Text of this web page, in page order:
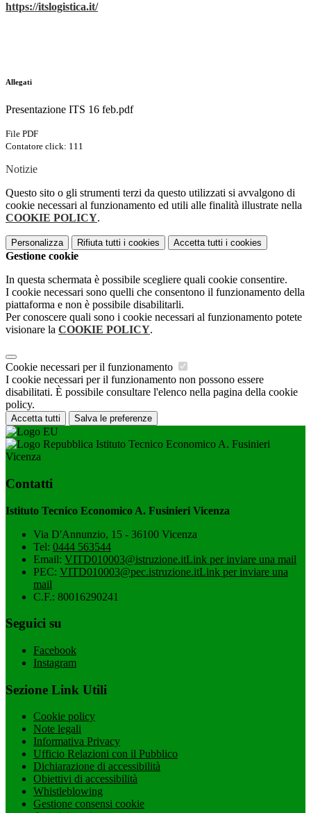
https://itslogistica.it/
Allegati
Presentazione ITS 16 feb.pdf
File PDF
Contatore click: 111
Notizie
Questo sito o gli strumenti terzi da questo utilizzati si avvalgono di
cookie necessari al funzionamento ed utili alle finalità illustrate nella
COOKIE POLICY.
Personalizza Rifiuta tutti i cookies Accetta tutti i cookies
Gestione cookie
In questa schermata è possibile scegliere quali cookie consentire.
I cookie necessari sono quelli che consentono il funzionamento della
piattaforma e non è possibile disabilitarli.
Per conoscere quali sono i cookie necessari al funzionamento potete
visionare la COOKIE POLICY.
Cookie necessari per il funzionamento
I cookie necessari per il funzionamento non possono essere
disabilitati. È possibile consultare l'elenco nella pagina della cookie
policy.
Accetta tutti Salva le preferenze
Istituto Tecnico Economico A. Fusinieri
Vicenza
Contatti
Istituto Tecnico Economico A. Fusinieri Vicenza
Via D'Annunzio, 15 - 36100 Vicenza
Tel: 0444 563544
Email: VITD010003@istruzione.itLink per inviare una mail
PEC: VITD010003@pec.istruzione.itLink per inviare una
mail
C.F.: 80016290241
Seguici su
Facebook
Instagram
Sezione Link Utili
Cookie policy
Note legali
Informativa Privacy
Ufficio Relazioni con il Pubblico
Dichiarazione di accessibilità
Obiettivi di accessibilità
Whistleblowing
Gestione consensi cookie